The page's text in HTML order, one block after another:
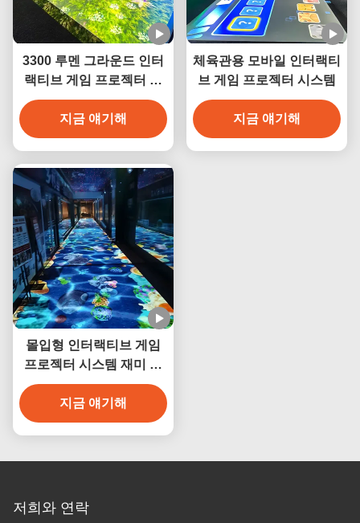
3300 루멘 그라운드 인터
랙티브 게임 프로젝터 어
린이 공원 몰입 벽
지금 얘기해
체육관용 모바일 인터랙티
브 게임 프로젝터 시스템
지금 얘기해
몰입형 인터랙티브 게임
프로젝터 시스템 재미 인
터랙티브 바닥 게임
지금 얘기해
저희와 연락